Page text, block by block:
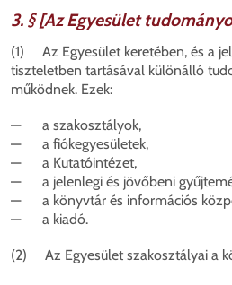
3. § [Az Egyesület
(1) Az Egyesület keretében, és a
tiszteletben tartásával különálló
működnek. Ezek:
— a szakosztályok,
— a fiókegyesületek,
— a Kutatóintézet,
— a jelenlegi és jövőbeni
— a könyvtár és információs
— a kiadó.
(2) Az Egyesület szakosztályai a